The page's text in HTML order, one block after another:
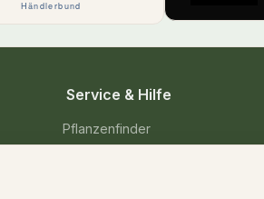
Service & Hilfe
Pflanzenfinder